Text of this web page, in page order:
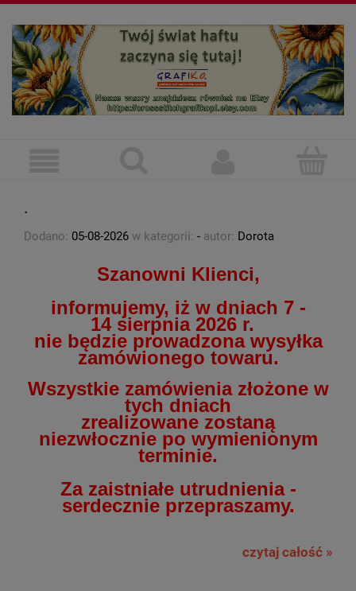
.
Dodano: 05-08-2026 w kategorii: - autor: Dorota
Szanowni Klienci,
informujemy, iż w dniach 7 -
14 sierpnia 2026 r.
nie będzie prowadzona wysyłka
zamówionego towaru.
Wszystkie zamówienia złożone w
tych dniach
zrealizowane zostaną
niezwłocznie po wymienionym
terminie.
Za zaistniałe utrudnienia -
serdecznie przepraszamy.
czytaj całość »